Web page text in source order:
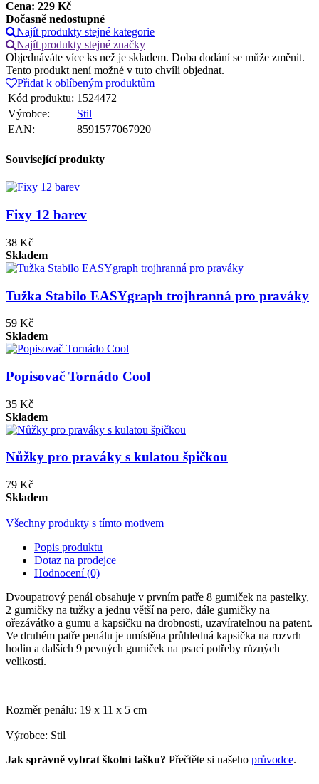
Cena: 229 Kč
Dočasně nedostupné
Najít produkty stejné kategorie
Najít produkty stejné značky
Objednáváte více ks než je skladem. Doba dodání se může změnit.
Tento produkt není možné v tuto chvíli objednat.
Přidat k oblíbeným produktům
Kód produktu: 1524472
Výrobce:
Stil
EAN:
8591577067920
Související produkty
Fixy 12 barev
38 Kč
Skladem
Tužka Stabilo EASYgraph trojhranná pro praváky
59 Kč
Skladem
Popisovač Tornádo Cool
35 Kč
Skladem
Nůžky pro praváky s kulatou špičkou
79 Kč
Skladem
Všechny produkty s tímto motivem
Popis produktu
Dotaz na prodejce
Hodnocení (0)
Dvoupatrový penál obsahuje v prvním patře 8 gumiček na pastelky,
2 gumičky na tužky a jednu větší na pero, dále gumičky na
ořezávátko a gumu a kapsičku na drobnosti, uzavíratelnou na patent.
Ve druhém patře penálu je umístěna průhledná kapsička na rozvrh
hodin a dalších 9 pevných gumiček na psací potřeby různých
velikostí.
Rozměr penálu: 19 x 11 x 5 cm
Výrobce: Stil
Jak správně vybrat školní tašku? Přečtěte si našeho průvodce.